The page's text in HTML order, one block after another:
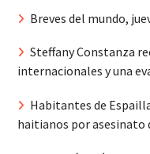
Breves del mundo,
Steffany Constanza
internacionales y una
Habitantes de
haitianos por asesinato